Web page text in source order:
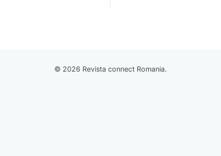
© 2026 Revista connect Romania.